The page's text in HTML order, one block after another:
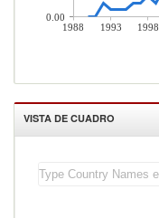
1988 1993 1998
0.00
VISTA DE CUADRO